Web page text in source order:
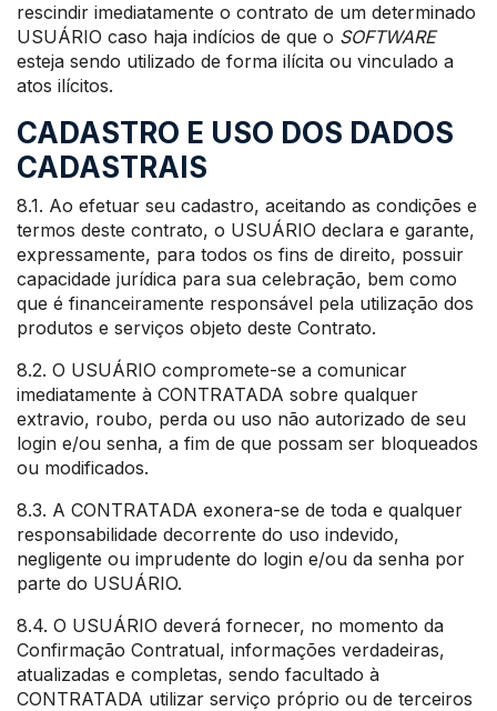
rescindir imediatamente o contrato de um determinado
USUÁRIO caso haja indícios de que o SOFTWARE
esteja sendo utilizado de forma ilícita ou vinculado a
atos ilícitos.
CADASTRO E USO DOS DADOS
CADASTRAIS
8.1. Ao efetuar seu cadastro, aceitando as condições e
termos deste contrato, o USUÁRIO declara e garante,
expressamente, para todos os fins de direito, possuir
capacidade jurídica para sua celebração, bem como
que é financeiramente responsável pela utilização dos
produtos e serviços objeto deste Contrato.
8.2. O USUÁRIO compromete-se a comunicar
imediatamente à CONTRATADA sobre qualquer
extravio, roubo, perda ou uso não autorizado de seu
login e/ou senha, a fim de que possam ser bloqueados
ou modificados.
8.3. A CONTRATADA exonera-se de toda e qualquer
responsabilidade decorrente do uso indevido,
negligente ou imprudente do login e/ou da senha por
parte do USUÁRIO.
8.4. O USUÁRIO deverá fornecer, no momento da
Confirmação Contratual, informações verdadeiras,
atualizadas e completas, sendo facultado à
CONTRATADA utilizar serviço próprio ou de terceiros